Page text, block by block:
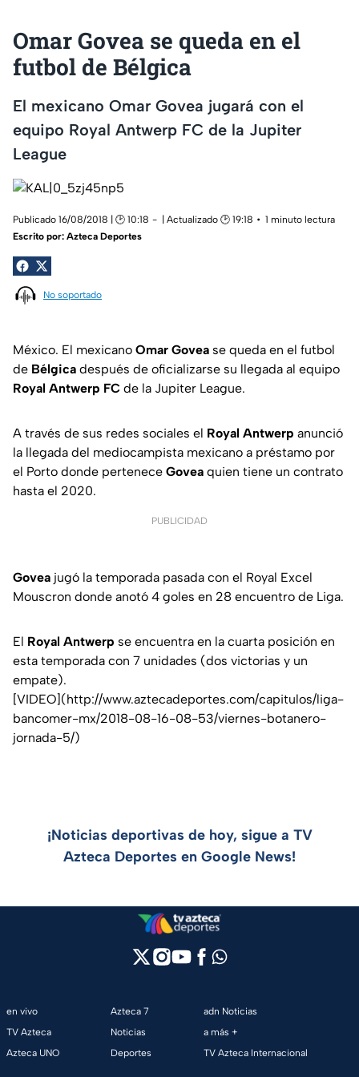
Omar Govea se queda en el
futbol de Bélgica
El mexicano Omar Govea jugará con el
equipo Royal Antwerp FC de la Jupiter
League
Publicado 16/08/2018 | 🕑 10:18 | Actualizado 🕑 19:18
1 minuto lectura
Escrito por: Azteca Deportes
No soportado
México. El mexicano Omar Govea se queda en el futbol
de Bélgica después de oficializarse su llegada al equipo
Royal Antwerp FC de la Jupiter League.
A través de sus redes sociales el Royal Antwerp anunció
la llegada del mediocampista mexicano a préstamo por
el Porto donde pertenece Govea quien tiene un contrato
hasta el 2020.
PUBLICIDAD
Govea jugó la temporada pasada con el Royal Excel
Mouscron donde anotó 4 goles en 28 encuentro de Liga.
El Royal Antwerp se encuentra en la cuarta posición en
esta temporada con 7 unidades (dos victorias y un
empate).
[VIDEO](http://www.aztecadeportes.com/capitulos/liga-
bancomer-mx/2018-08-16-08-53/viernes-botanero-
jornada-5/)
¡Noticias deportivas de hoy, sigue a TV
Azteca Deportes en Google News!
en vivo
TV Azteca
Azteca UNO
Azteca 7
Noticias
Deportes
adn Noticias
a más +
TV Azteca Internacional